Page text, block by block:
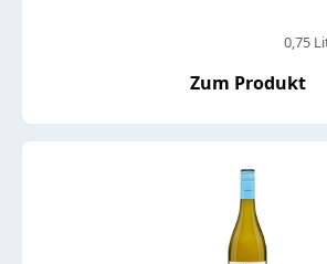
0,75
Zum Produkt